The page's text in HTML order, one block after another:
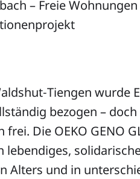
– Freie
wurde
bezogen –
Die OEKO GENO
lebendiges,
Alters und in